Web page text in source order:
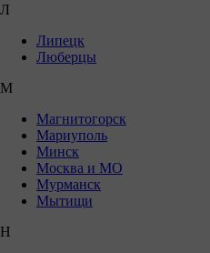
Л
Липецк
Люберцы
М
Магнитогорск
Мариуполь
Минск
Москва и МО
Мурманск
Мытищи
Н